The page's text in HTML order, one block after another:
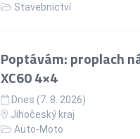
Stavebnictví
Poptávám: proplach
XC60 4×4
Dnes (7. 8. 2026)
Jihočeský kraj
Auto-Moto